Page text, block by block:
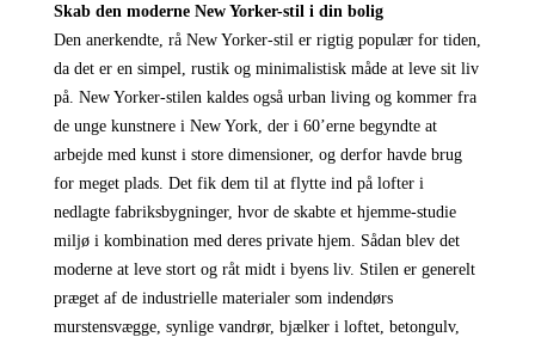
Skab den moderne New Yorker-stil i din bolig
Den anerkendte, rå New Yorker-stil er rigtig populær for tiden,
da det er en simpel, rustik og minimalistisk måde at leve sit liv
på. New Yorker-stilen kaldes også urban living og kommer fra
de unge kunstnere i New York, der i 60’erne begyndte at
arbejde med kunst i store dimensioner, og derfor havde brug
for meget plads. Det fik dem til at flytte ind på lofter i
nedlagte fabriksbygninger, hvor de skabte et hjemme-studie
miljø i kombination med deres private hjem. Sådan blev det
moderne at leve stort og råt midt i byens liv. Stilen er generelt
præget af de industrielle materialer som indendørs
murstensvægge, synlige vandrør, bjælker i loftet, betongulv,